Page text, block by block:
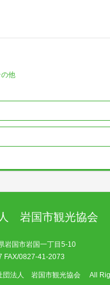
の他
岩国市観光協会
岩国市岩国一丁目5-10
FAX/0827-41-2073
団法人 岩国市観光協会 All